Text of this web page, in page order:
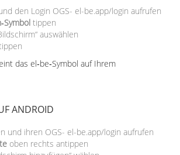
den Login OGS- el-be.app/login aufrufen
tippen
auswählen
das el‑be‑Symbol auf Ihrem
ANDROID
und ihren OGS- el-be.app/login aufrufen
oben rechts antippen